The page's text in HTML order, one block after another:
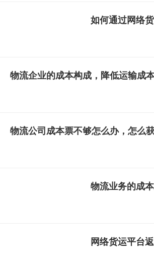
如何通过网络
物流企业的成本构成，降低运输成
物流公司成本票不够怎么办，怎么
物流业务的成
网络货运平台